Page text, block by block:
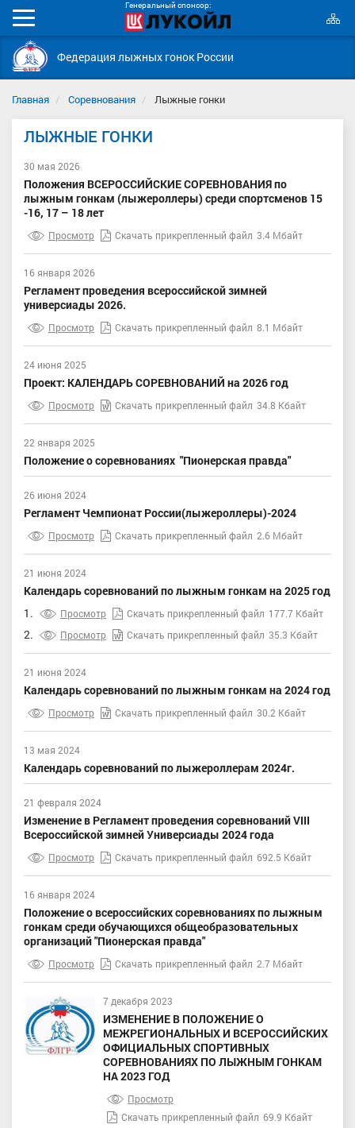
Генеральный спонсор:
Мобильное
меню
Федерация лыжных гонок России
Главная Соревнования Лыжные гонки
ЛЫЖНЫЕ ГОНКИ
30 мая 2026
Положения ВСЕРОССИЙСКИЕ СОРЕВНОВАНИЯ по
лыжным гонкам (лыжероллеры) среди спортсменов 15
-16, 17 – 18 лет
Просмотр Скачать прикрепленный файл 3.4 Мбайт
16 января 2026
Регламент проведения всероссийской зимней
универсиады 2026.
Просмотр Скачать прикрепленный файл 8.1 Мбайт
24 июня 2025
Проект: КАЛЕНДАРЬ СОРЕВНОВАНИЙ на 2026 год
Просмотр Скачать прикрепленный файл 34.8 Кбайт
22 января 2025
Положение о соревнованиях "Пионерская правда"
26 июня 2024
Регламент Чемпионат России(лыжероллеры)-2024
Просмотр Скачать прикрепленный файл 2.6 Мбайт
21 июня 2024
Календарь соревнований по лыжным гонкам на 2025 год
1.
Просмотр Скачать прикрепленный файл 177.7 Кбайт
2. Просмотр Скачать прикрепленный файл 35.3 Кбайт
21 июня 2024
Календарь соревнований по лыжным гонкам на 2024 год
Просмотр Скачать прикрепленный файл 30.2 Кбайт
13 мая 2024
Календарь соревнований по лыжероллерам 2024г.
21 февраля 2024
Изменение в Регламент проведения соревнований VIII
Всероссийской зимней Универсиады 2024 года
Просмотр Скачать прикрепленный файл 692.5 Кбайт
16 января 2024
Положение о всероссийских соревнованиях по лыжным
гонкам среди обучающихся общеобразовательных
организаций "Пионерская правда"
Просмотр Скачать прикрепленный файл 2.7 Мбайт
7 декабря 2023
ИЗМЕНЕНИЕ В ПОЛОЖЕНИЕ О
МЕЖРЕГИОНАЛЬНЫХ И ВСЕРОССИЙСКИХ
ОФИЦИАЛЬНЫХ СПОРТИВНЫХ
СОРЕВНОВАНИЯХ ПО ЛЫЖНЫМ ГОНКАМ
НА 2023 ГОД
Просмотр
Скачать прикрепленный файл 69.9 Кбайт